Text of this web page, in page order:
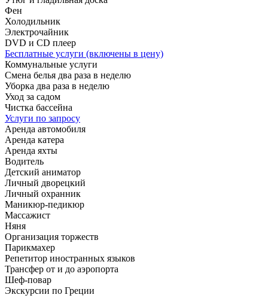
Фен
Холодильник
Электрочайник
DVD и CD плеер
Бесплатные услуги (включены в цену)
Коммунальные услуги
Смена белья два раза в неделю
Уборка два раза в неделю
Уход за садом
Чистка бассейна
Услуги по запросу
Аренда автомобиля
Аренда катера
Аренда яхты
Водитель
Детский аниматор
Личный дворецкий
Личный охранник
Маникюр-педикюр
Массажист
Няня
Организация торжеств
Парикмахер
Репетитор иностранных языков
Трансфер от и до аэропорта
Шеф-повар
Экскурсии по Греции